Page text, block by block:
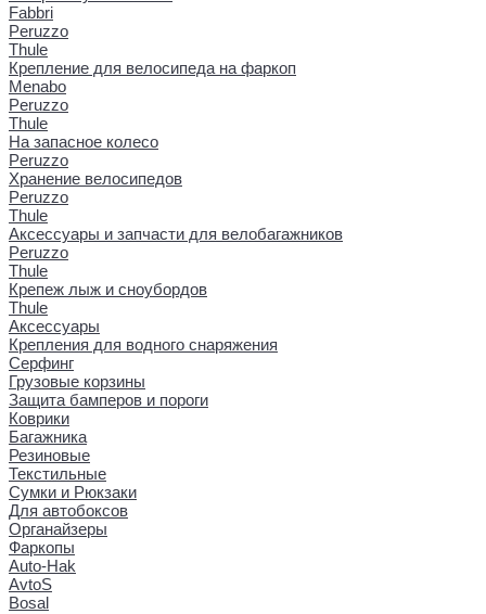
Fabbri
Peruzzo
Thule
Крепление для велосипеда на фаркоп
Menabo
Peruzzo
Thule
На запасное колесо
Peruzzo
Хранение велосипедов
Peruzzo
Thule
Аксессуары и запчасти для велобагажников
Peruzzo
Thule
Крепеж лыж и сноубордов
Thule
Аксессуары
Крепления для водного снаряжения
Серфинг
Грузовые корзины
Защита бамперов и пороги
Коврики
Багажника
Резиновые
Текстильные
Сумки и Рюкзаки
Для автобоксов
Органайзеры
Фаркопы
Auto-Hak
AvtoS
Bosal